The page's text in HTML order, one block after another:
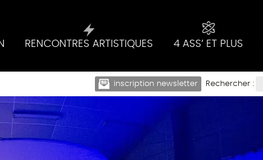
RENCONTRES ARTISTIQUES 4 ASS’ ET PLUS
inscription newsletter Rechercher :